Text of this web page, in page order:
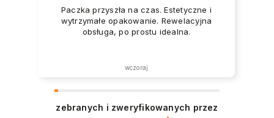
Paczka przyszła na czas. Estetyczne i
wytrzymałe opakowanie. Rewelacyjna
obsługa, po prostu idealna.
wczoraj
zebranych i zweryfikowanych przez